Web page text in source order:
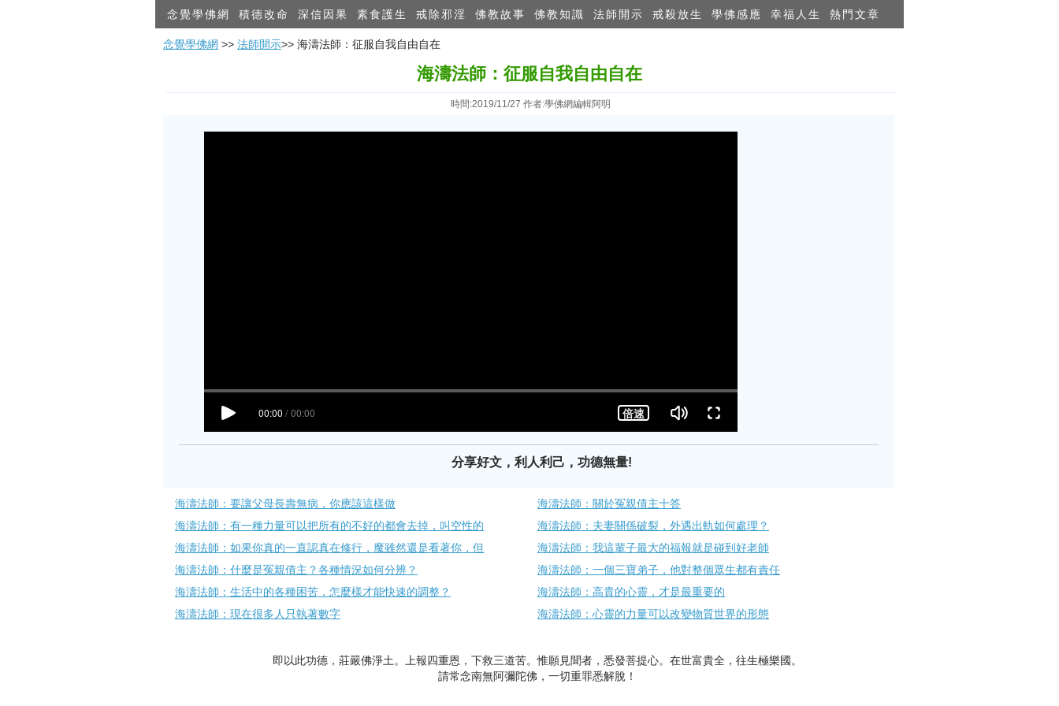
念覺學佛網 積德改命 深信因果 素食護生 戒除邪淫 佛教故事 佛教知識 法師開示 戒殺放生 學佛感應 幸福人生 熱門文章
念覺學佛網 >> 法師開示>> 海濤法師：征服自我自由自在
海濤法師：征服自我自由自在
時間:2019/11/27 作者:學佛網編輯阿明
分享好文，利人利己，功德無量!
海濤法師：要讓父母長壽無病，你應該這樣做
海濤法師：關於冤親債主十答
海濤法師：有一種力量可以把所有的不好的都會去掉，叫空性的
海濤法師：夫妻關係破裂，外遇出軌如何處理？
海濤法師：如果你真的一直認真在修行，魔雖然還是看著你，但
海濤法師：我這輩子最大的福報就是碰到好老師
海濤法師：什麼是冤親債主？各種情況如何分辨？
海濤法師：一個三寶弟子，他對整個眾生都有責任
海濤法師：生活中的各種困苦，怎麼樣才能快速的調整？
海濤法師：高貴的心靈，才是最重要的
海濤法師：現在很多人只執著數字
海濤法師：心靈的力量可以改變物質世界的形態
即以此功德，莊嚴佛淨土。上報四重恩，下救三道苦。惟願見聞者，悉發菩提心。在世富貴全，往生極樂國。
請常念南無阿彌陀佛，一切重罪悉解脫！